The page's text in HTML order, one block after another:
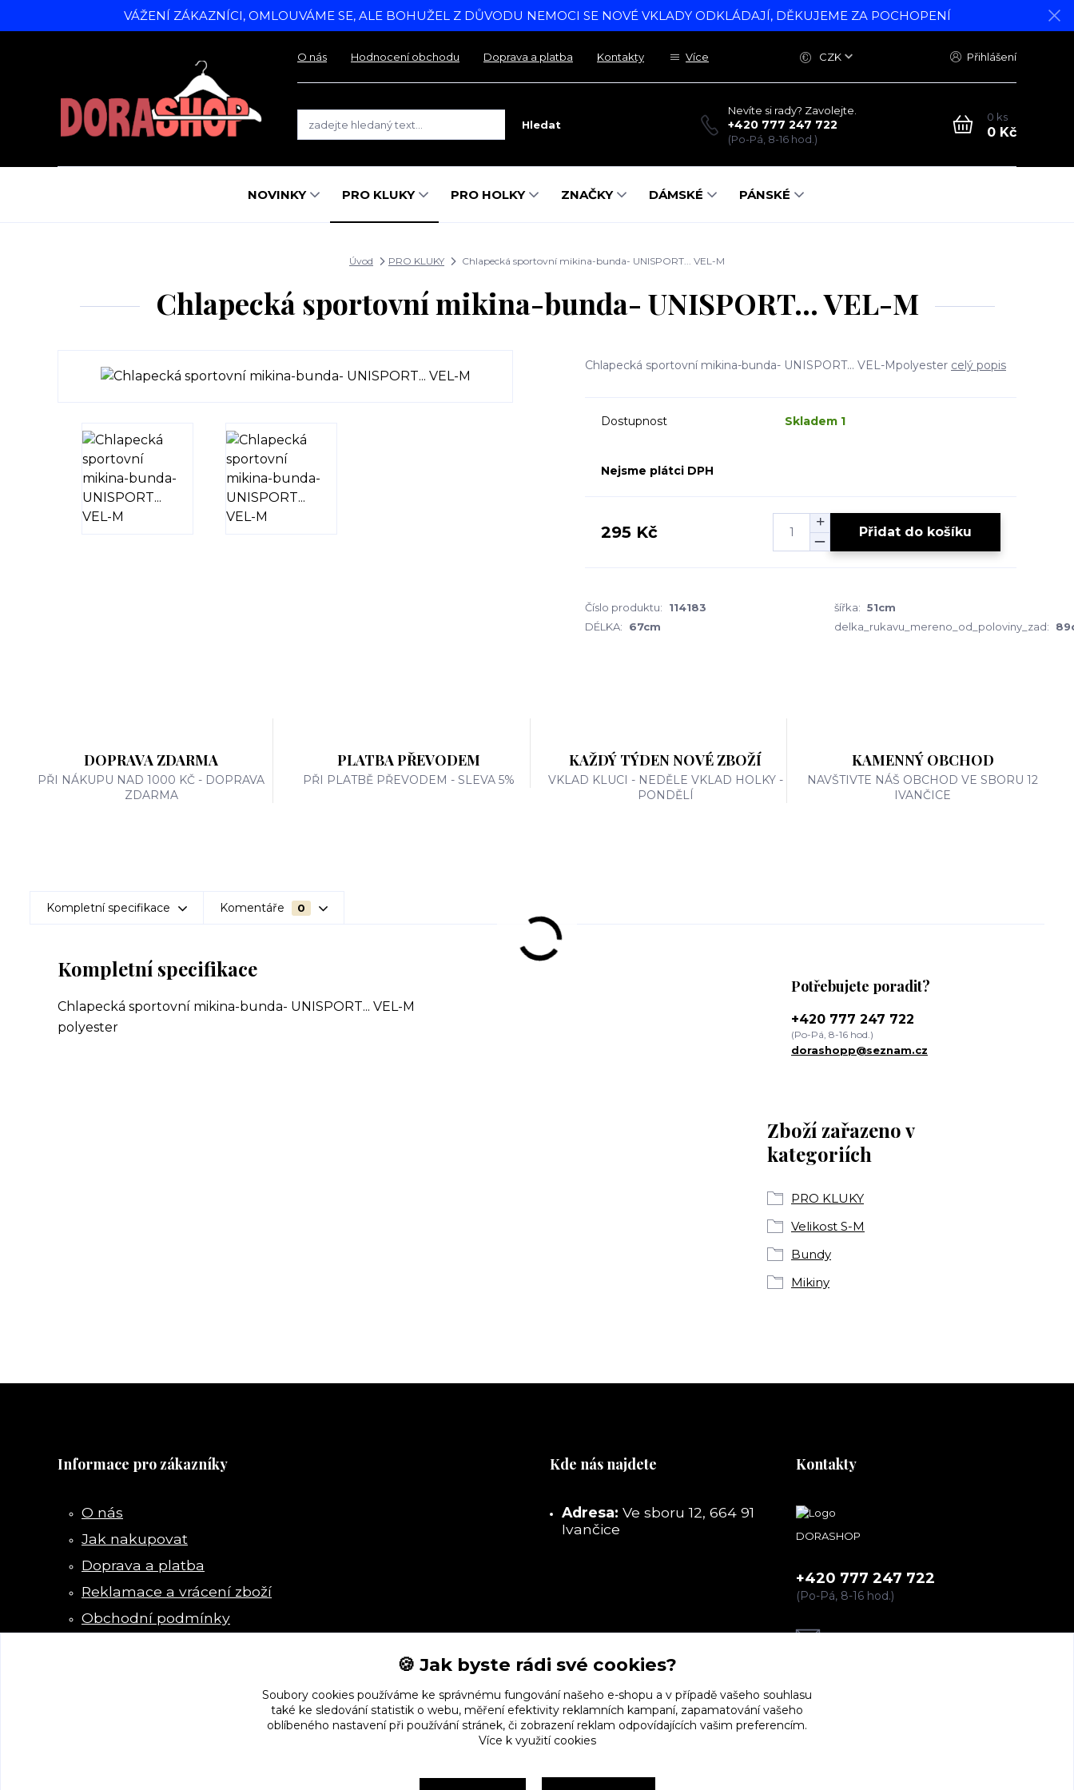
VÁŽENÍ ZÁKAZNÍCI, OMLOUVÁME SE, ALE BOHUŽEL Z DŮVODU NEMOCI SE NOVÉ VKLADY ODKLÁDAJÍ, DĚKUJEME ZA POCHOPENÍ
O nás Hodnocení obchodu Doprava a platba Kontakty Více CZK Přihlášení
Hledat
Nevíte si rady? Zavolejte.
+420 777 247 722
(Po-Pá, 8-16 hod.)
0 ks
0 Kč
NOVINKY PRO KLUKY PRO HOLKY ZNAČKY DÁMSKÉ PÁNSKÉ
Úvod PRO KLUKY Chlapecká sportovní mikina-bunda- UNISPORT... VEL-M
Chlapecká sportovní mikina-bunda- UNISPORT... VEL-M
Chlapecká sportovní mikina-bunda- UNISPORT... VEL-Mpolyester celý popis
Dostupnost Skladem 1
Nejsme plátci DPH
295 Kč Přidat do košíku
Číslo produktu: 114183 šířka: 51cm
DÉLKA:
67cm delka_rukavu_mereno_od_poloviny_zad:
DOPRAVA ZDARMA
PŘI NÁKUPU NAD 1000 KČ - DOPRAVA
ZDARMA
PLATBA PŘEVODEM
PŘI PLATBĚ PŘEVODEM - SLEVA 5%
KAŽDÝ TÝDEN NOVÉ ZBOŽÍ
VKLAD KLUCI - NEDĚLE VKLAD HOLKY -
PONDĚLÍ
KAMENNÝ OBCHOD
NAVŠTIVTE NÁŠ OBCHOD VE SBORU 12
IVANČICE
Kompletní specifikace Komentáře 0
Kompletní specifikace
Chlapecká sportovní mikina-bunda- UNISPORT... VEL-M
polyester
Zboží zařazeno v
kategoriích
PRO KLUKY
Velikost S-M
Bundy
Mikiny
Potřebujete poradit?
+420 777 247 722
(Po-Pá, 8-16 hod.)
dorashopp@seznam.cz
Informace pro zákazníky
O nás
Jak nakupovat
Doprava a platba
Reklamace a vrácení zboží
Obchodní podmínky
Kde nás najdete
Adresa: Ve sboru 12, 664 91
Ivančice
Kontakty
DORASHOP
+420 777 247 722
(Po-Pá, 8-16 hod.)
dorashopp@seznam.cz
🍪 Jak byste rádi své cookies?
Soubory cookies používáme ke správnému fungování našeho e-shopu a v případě vašeho souhlasu
také ke sledování statistik o webu, měření efektivity reklamních kampaní, zapamatování vašeho
oblíbeného nastavení při používání stránek, či zobrazení reklam odpovídajících vašim preferencím.
Více k využití cookies